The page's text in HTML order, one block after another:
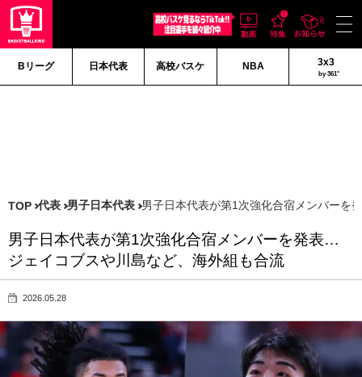
Bリーグ 日本代表 高校バスケ NBA 3x3
by 361°
TOP 代表 男子日本代表 男子日本代表が第1次強化合宿メンバーを
男子日本代表が第1次強化合宿メンバーを発表…
ジェイコブスや川島など、海外組も合流
2026.05.28